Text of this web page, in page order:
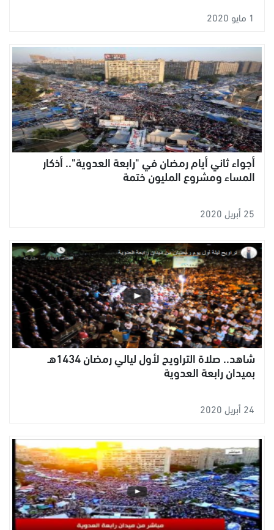
1 مايو 2020
أجواء ثاني أيام رمضان في "رابعة العدوية".. أذكار
المساء ومشروع المليون ختمة
25 أبريل 2020
شاهد.. صلاة التراويح لأول ليالي رمضان 1434هـ
بميدان رابعة العدوية
24 أبريل 2020